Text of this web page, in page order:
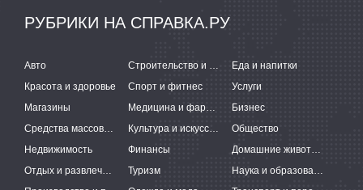
РУБРИКИ НА СПРАВКА.РУ
Авто Строительство и ремонт
Еда и напитки
Красота и здоровье
Спорт и фитнес
Услуги
Магазины
Медицина и фармацевтика
Бизнес
Средства массовой информации
Культура и искусство
Общество
Недвижимость
Финансы
Домашние животные
Отдых и развлечения
Туризм
Наука и образование